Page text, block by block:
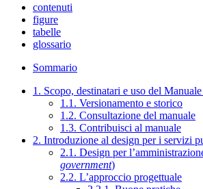
contenuti
figure
tabelle
glossario
Sommario
1. Scopo, destinatari e uso del
1.1. Versionamento e storico
1.2. Consultazione del manuale
1.3. Contribuisci al manuale
2. Introduzione al design per i servizi
2.1. Design per
government)
2.2. L’approccio progettuale